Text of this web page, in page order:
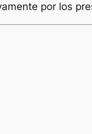
por los